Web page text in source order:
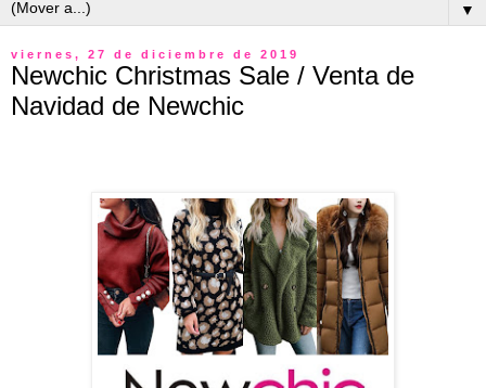
▼
viernes, 27 de diciembre de 2019
Newchic Christmas Sale / Venta de
Navidad de Newchic